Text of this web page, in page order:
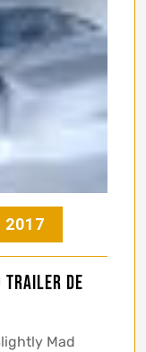
trailer de
Mad